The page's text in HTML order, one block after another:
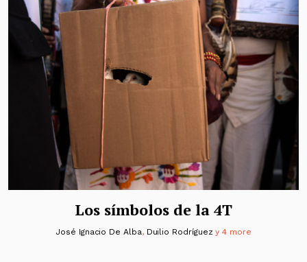
Los símbolos de la 4T
José Ignacio De Alba, Duilio Rodríguez y 4 more